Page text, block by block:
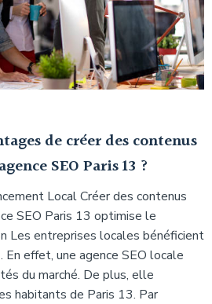
de créer des contenus
SEO Paris 13 ?
Local Créer des contenus
SEO Paris 13 optimise le
Les entreprises locales bénéficient
En effet, une agence SEO locale
du marché. De plus, elle
habitants de Paris 13. Par